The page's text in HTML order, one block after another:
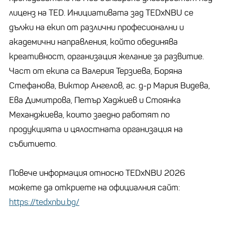
лиценз на TED. Инициативата зад TEDxNBU се
дължи на екип от различни професионални и
академични направления, който обединява
креативност, организация желание за развитие.
Част от екипа са Валерия Терзиева, Боряна
Стефанова, Виктор Ангелов, ас. д-р Мария Видева,
Ева Димитрова, Петър Хаджиев и Стоянка
Механджиева, които заедно работят по
продукцията и цялостната организация на
събитието.
Повече информация относно TEDxNBU 2026
можете да откриете на официалния сайт:
https://tedxnbu.bg/